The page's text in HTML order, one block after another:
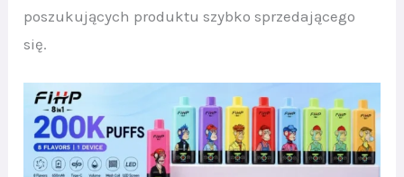
poszukujących produktu szybko sprzedającego
się.